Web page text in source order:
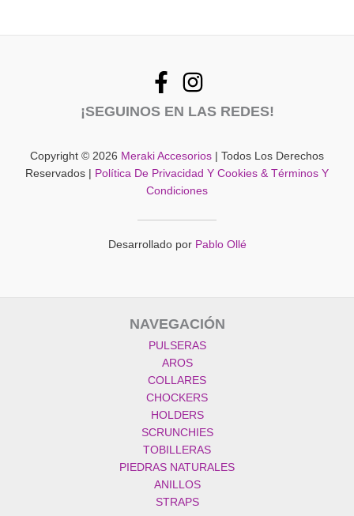
elegir
página
del
¡SEGUINOS EN LAS REDES!
Copyright © 2026 Meraki Accesorios | Todos Los Derechos
Reservados |
Política De Privacidad Y Cookies & Términos Y
Condiciones
Desarrollado por Pablo Ollé
NAVEGACIÓN
PULSERAS
AROS
COLLARES
CHOCKERS
HOLDERS
SCRUNCHIES
TOBILLERAS
PIEDRAS NATURALES
ANILLOS
STRAPS